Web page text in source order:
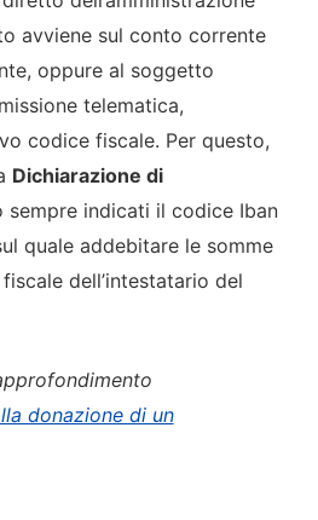
avviene sul conto corrente
oppure al soggetto
telematica,
codice fiscale. Per questo,
Dichiarazione di
sempre indicati il codice Iban
quale addebitare le somme
dell’intestatario del
donazione di un